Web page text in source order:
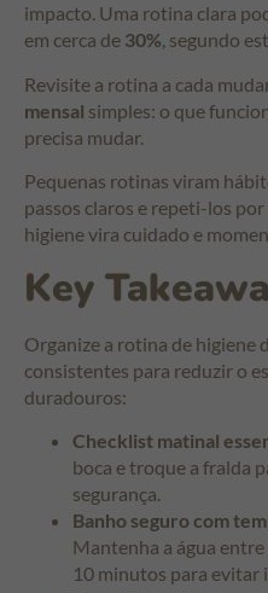
impacto. Uma rotina clara
em cerca de 30%, segundo
Revisite a rotina a cada
mensal simples: o que
precisa mudar.
Pequenas rotinas viram
passos claros e repeti-los
higiene vira cuidado e
Key
Organize a rotina de higiene
consistentes para reduzir o
duradouros:
Checklist matinal
boca e troque a fralda
segurança.
Banho seguro com
Mantenha a água
10 minutos para evitar